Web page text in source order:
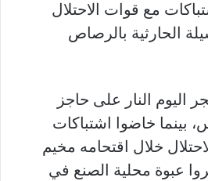
مع قوات الاحتلال
الحارثية بالرصاص
اليوم النار على حاجز
بينما خاضوا اشتباكات
خلال اقتحامه مخيم
عبوة محلية الصنع في